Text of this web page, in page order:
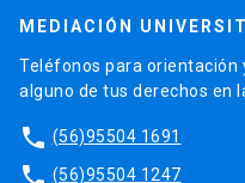
MEDIACIÓN
Teléfonos para orientación
alguno de tus derechos en
phone (56)95504 1691
phone (56)95504 1247